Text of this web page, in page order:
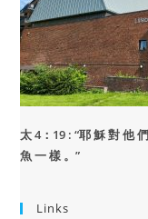
太 4：19 : “耶 穌 對 他
魚 一 樣 。”
Links